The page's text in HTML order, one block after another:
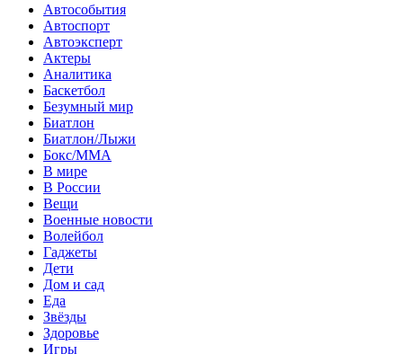
Автособытия
Автоспорт
Автоэксперт
Актеры
Аналитика
Баскетбол
Безумный мир
Биатлон
Биатлон/Лыжи
Бокс/MMA
В мире
В России
Вещи
Военные новости
Волейбол
Гаджеты
Дети
Дом и сад
Еда
Звёзды
Здоровье
Игры